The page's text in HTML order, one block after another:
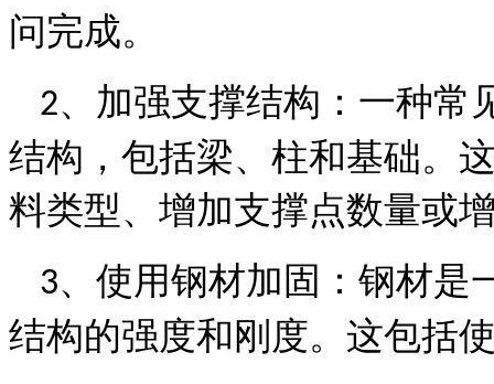
问完成。
2、 加强支撑结构：一种常
结构，包括梁、柱和基础。
料类型、增加支撑点数量或
3、 使用钢材加固：钢材是
结构的强度和刚度。这包括